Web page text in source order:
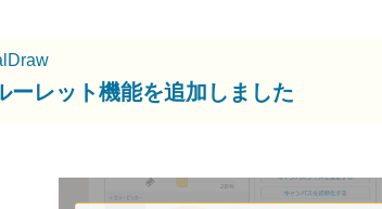
ーレット機能を追加しました